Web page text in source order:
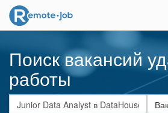
Поиск вакансий
работы